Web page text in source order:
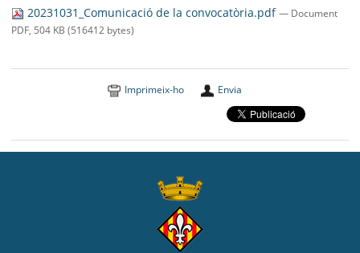
20231031_Comunicació de la convocatòria.pdf— Document
PDF, 504 KB (516412 bytes)
Imprimeix-ho Envia